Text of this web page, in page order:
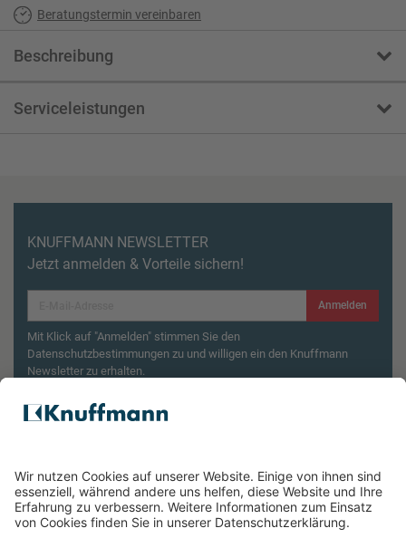
Beratungstermin vereinbaren
Beschreibung
Serviceleistungen
KNUFFMANN NEWSLETTER
Jetzt anmelden & Vorteile sichern!
Anmelden
Mit Klick auf "Anmelden" stimmen Sie den
Datenschutzbestimmungen zu und willigen ein den Knuffmann
Newsletter zu erhalten.
Aktionsbedingungen¹
Wasserkocher